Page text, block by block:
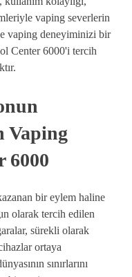
vaping severlerin
vaping deneyiminizi bir
Center 6000'i tercih
Vaping
6000
bir eylem haline
olarak tercih edilen
sürekli olarak
ortaya
sınırlarını